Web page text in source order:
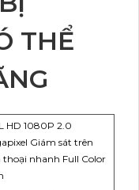
THỂ
HD 1080P 2.0
Giám sát trên
thoại nhanh Full Color